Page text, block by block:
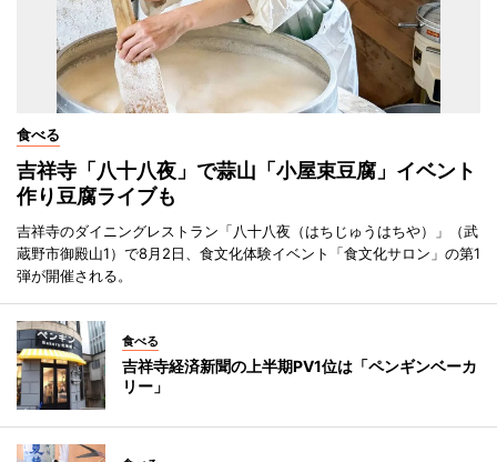
食べる
吉祥寺「八十八夜」で蒜山「小屋束豆腐」イベント
作り豆腐ライブも
吉祥寺のダイニングレストラン「八十八夜（はちじゅうはちや）」（武
蔵野市御殿山1）で8月2日、食文化体験イベント「食文化サロン」の第1
弾が開催される。
食べる
吉祥寺経済新聞の上半期PV1位は「ペンギンベーカ
リー」